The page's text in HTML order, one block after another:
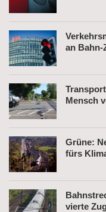
an Bahn-
Mensch
Grüne:
fürs
vierte